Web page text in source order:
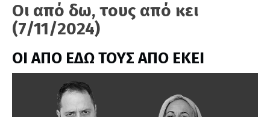
Οι από δω, τους από κει
(7/11/2024)
ΟΙ ΑΠΟ ΕΔΩ ΤΟΥΣ ΑΠΟ ΕΚΕΙ